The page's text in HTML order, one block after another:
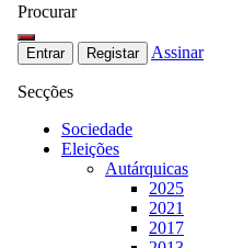
Procurar
Entrar Registar Assinar
Secções
Sociedade
Eleições
Autárquicas
2025
2021
2017